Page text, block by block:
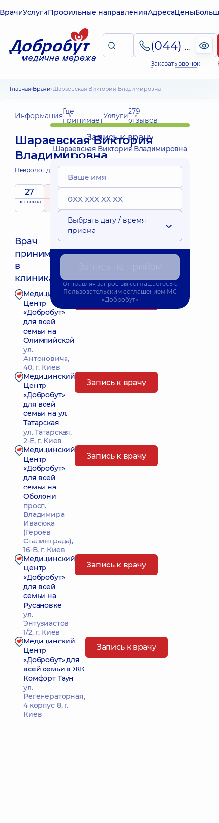
ВрачиУслугиПрофильные направленияАдресаЦены
(044) 495-2-888
Заказать звонок
Главная Врачи Шараевская Виктория Владимировна
ИнформацияГде
принимаетУслуги279
отзывов
Шараевская Виктория
Владимировна
Невролог детский;
27
лет опыта рейтингна основе
Эксперт
Врач
принимает
в
клиниках:
Медицинский
Центр
«Добробут»
для всей
семьи на
Олимпийской
ул.
Антоновича,
40, г. Киев
Запись к врачу
Медицинский
Центр
«Добробут»
для всей
семьи на ул.
Татарская
ул. Татарская,
2-Е, г. Киев
Запись к врачу
Медицинский
Центр
«Добробут»
для всей
семьи на
Оболони
просп.
Владимира
Ивасюка
(Героев
Сталинграда),
16-В, г. Киев
Запись к врачу
Медицинский
Центр
«Добробут»
для всей
семьи на
Русановке
ул.
Энтузиастов
1/2, г. Киев
Запись к врачу
Медицинский
Центр
«Добробут» для
всей семьи в ЖК
Комфорт Таун
ул.
Регенераторная,
4 корпус 8, г.
Киев
Запись к врачу
Запись к врачу
Шараевская Виктория Владимировна
Выбрать дату / время
приема
Отправляя запрос вы соглашаетесь с
Пользовательским соглашением МС
«Добробут»